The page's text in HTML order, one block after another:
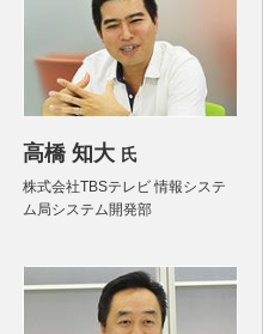
高橋 知大 氏
株式会社TBSテレビ 情報システ
ム局システム開発部